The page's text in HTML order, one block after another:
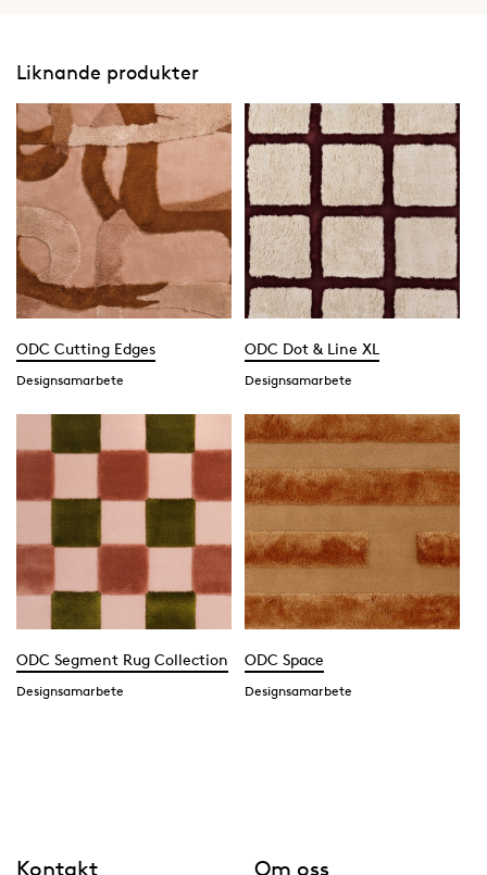
Liknande produkter
ODC Cutting Edges
Designsamarbete
ODC Dot & Line XL
Designsamarbete
ODC Segment Rug Collection
Designsamarbete
ODC Space
Designsamarbete
Kontakt Om oss